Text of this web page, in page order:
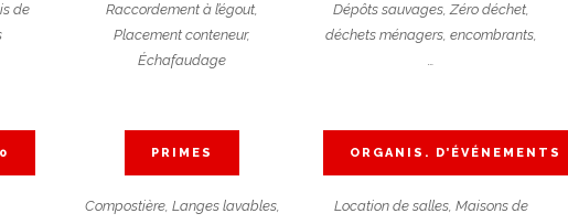
de
Raccordement à l’égout,
Placement conteneur,
Échafaudage
Dépôts sauvages, Zéro déchet,
déchets ménagers, encombrants,
…
PRIMES
Compostière, Langes lavables,
ORGANIS. D’ÉVÉNEMENTS
Location de salles, Maisons de